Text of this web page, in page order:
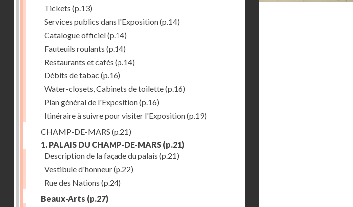
Tickets (p.13)
Services publics dans l'Exposition(p.14)
Catalogue officiel(p.14)
Fauteuils roulants (p.14)
Restaurants et cafés (p.14)
Débits de tabac (p.16)
Water-closets, Cabinets de toilette(p.16)
Plan général de l'Exposition(p.16)
Itinéraire à suivre pour visiter l'Exposition(p.19)
CHAMP-DE-MARS (p.21)
1. PALAIS DU CHAMP-DE-MARS (p.21)
Description de la façade du palais (p.21)
Vestibule d'honneur(p.22)
Rue des Nations (p.24)
Beaux-Arts (p.27)